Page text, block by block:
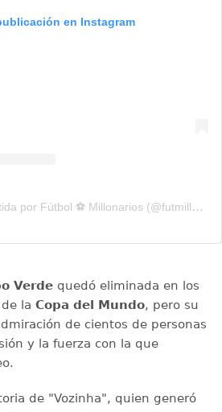
en Instagram
Una publicación compartida por Fútbol ⚽️ Millonarios (@futmillonarios)
Verdequedó eliminada en los
la Copa del Mundo, pero su
de cientos de personas
y la fuerza con la que
de "Vozinha", quien generó